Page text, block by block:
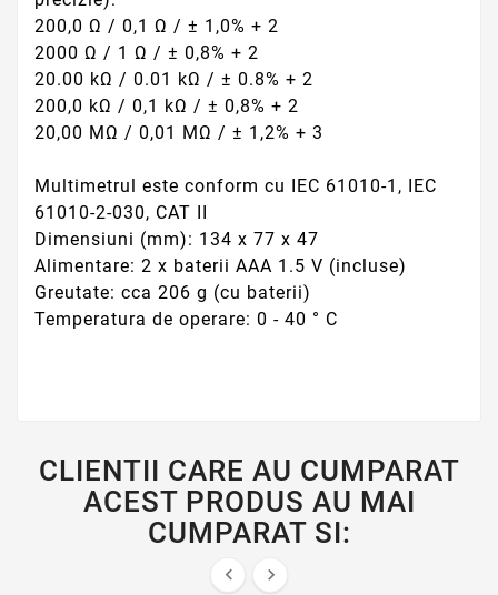
200,0 Ω / 0,1 Ω / ± 1,0% + 2
2000 Ω / 1 Ω / ± 0,8% + 2
20.00 kΩ / 0.01 kΩ / ± 0.8% + 2
200,0 kΩ / 0,1 kΩ / ± 0,8% + 2
20,00 MΩ / 0,01 MΩ / ± 1,2% + 3
Multimetrul este conform cu IEC 61010-1, IEC
61010-2-030, CAT II
Dimensiuni (mm): 134 x 77 x 47
Alimentare: 2 x baterii AAA 1.5 V (incluse)
Greutate: cca 206 g (cu baterii)
Temperatura de operare: 0 - 40 ° C
CLIENTII CARE AU CUMPARAT
ACEST PRODUS AU MAI
CUMPARAT SI:
 